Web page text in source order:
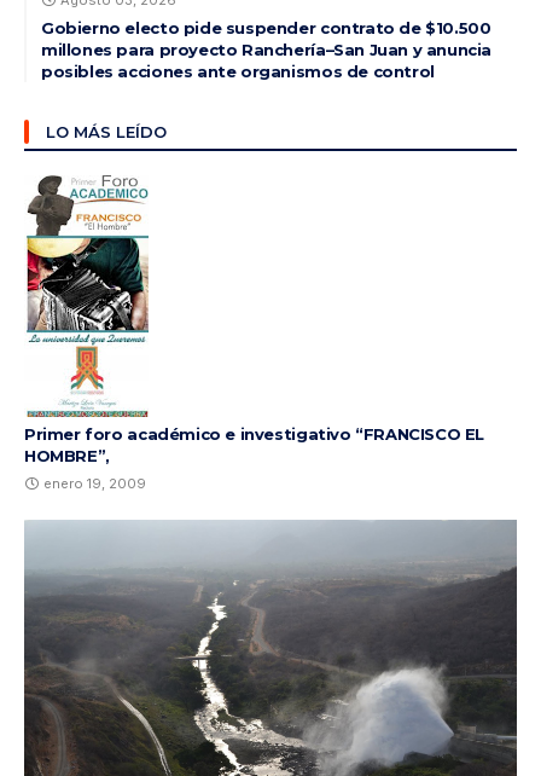
Gobierno electo pide suspender contrato de $10.500
millones para proyecto Ranchería–San Juan y anuncia
posibles acciones ante organismos de control
LO MÁS LEÍDO
Primer foro académico e investigativo “FRANCISCO EL
HOMBRE”,
enero 19, 2009